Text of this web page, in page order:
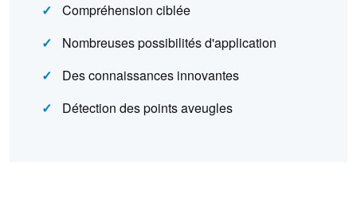
Compréhension ciblée
Nombreuses possibilités d'application
Des connaissances innovantes
Détection des points aveugles